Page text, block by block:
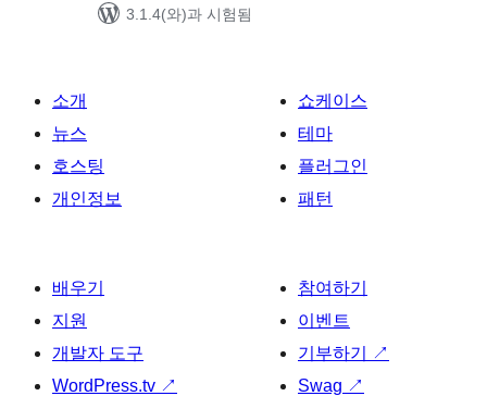
3.1.4(와)과 시험됨
소개
뉴스
호스팅
개인정보
쇼케이스
테마
플러그인
패턴
배우기
지원
개발자 도구
WordPress.tv ↗
참여하기
이벤트
기부하기
↗
Swag ↗